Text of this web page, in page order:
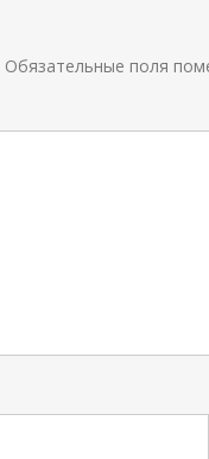
Обязательные поля